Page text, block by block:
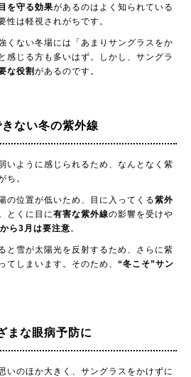
を守る効果があるのはよく知られている
性は軽視されがちです。
くない冬場には「あまりサングラスをか
感じる方も多いはず。しかし、サングラ
な役割 があるのです。
ない冬の紫外線
いように感じられるため、なんとなく紫
ち。
の位置が低いため、目に入ってくる紫外
とくに目に有害な紫外線の影響を受けや
ら3月は要注意。
と雪が太陽光を反射するため、さらに紫
てしまいます。そのため、 “冬こそ”サン
まな眼病予防に
いのほか大きく、サングラスをかけずに